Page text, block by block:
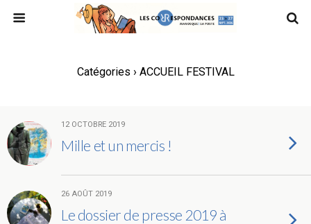
Catégories › ACCUEIL FESTIVAL
12 OCTOBRE 2019
Mille et un mercis !
26 AOÛT 2019
Le dossier de presse 2019 à